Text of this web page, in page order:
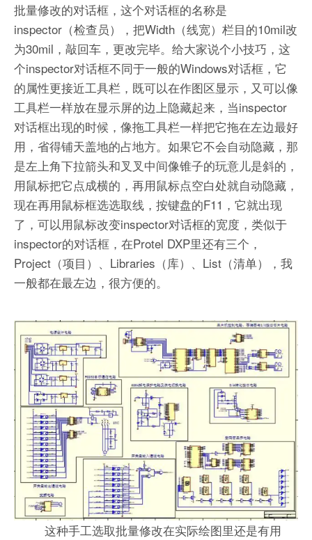
批量修改的对话框，这个对话框的名称是
inspector（检查员），把Width（线宽）栏目的10mil改
为30mil，敲回车，更改完毕。给大家说个小技巧，这
个inspector对话框不同于一般的Windows对话框，它
的属性更接近工具栏，既可以在作图区显示，又可以像
工具栏一样放在显示屏的边上隐藏起来，当inspector
对话框出现的时候，像拖工具栏一样把它拖在左边最好
用，省得铺天盖地的占地方。如果它不会自动隐藏，那
是左上角下拉箭头和叉叉中间像锥子的玩意儿是斜的，
用鼠标把它点成横的，再用鼠标点空白处就自动隐藏，
现在再用鼠标框选选取线，按键盘的F11，它就出现
了，可以用鼠标改变inspector对话框的宽度，类似于
inspector的对话框，在Protel DXP里还有三个，
Project（项目）、Libraries（库）、List（清单），我
一般都在最左边，很方便的。
这种手工选取批量修改在实际绘图里还是有用